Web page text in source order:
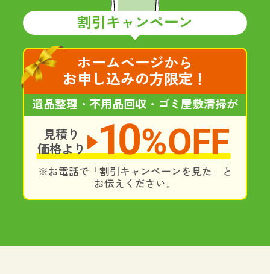
割引キャンペーン
ホームページから
お申し込みの方限定！
遺品整理・不用品回収・ゴミ屋敷清掃が
見積り
価格より
10%OFF
※お電話で「割引キャンペーンを見た」と
お伝えください。